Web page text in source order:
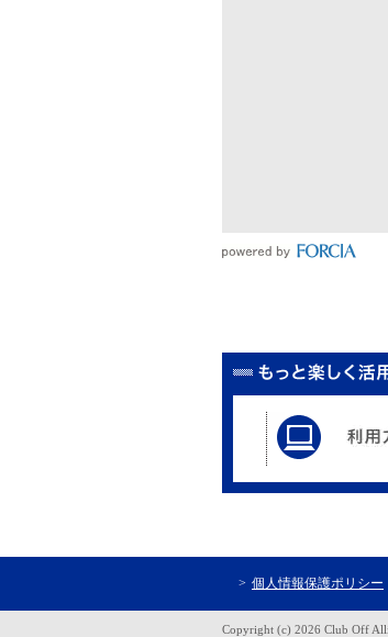
個人情報保護ポリシー
Copyright (c) 2026 Club Off